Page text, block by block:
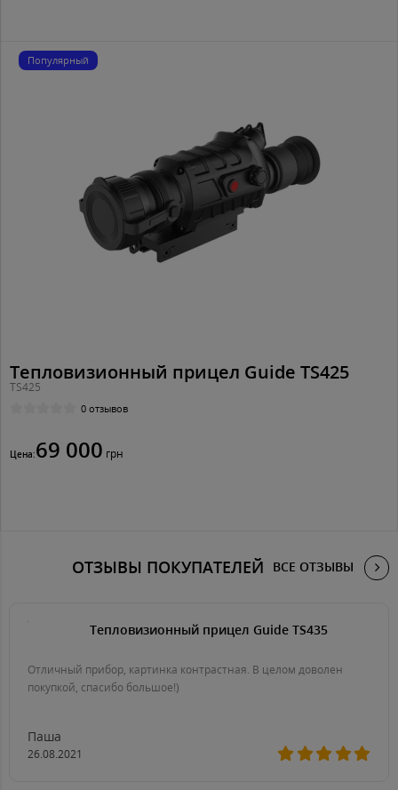
Популярный
Тепловизионный прицел Guide TS425
TS425
0 отзывов
Цена:69 000 грн
ОТЗЫВЫ ПОКУПАТЕЛЕЙ ВСЕ ОТЗЫВЫ
Тепловизионный прицел Guide TS435
Отличный прибор, картинка контрастная. В целом доволен
покупкой, спасибо большое!)
Паша
26.08.2021